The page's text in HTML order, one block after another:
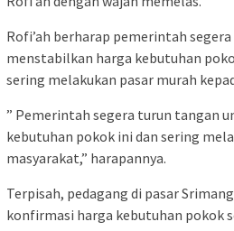
Rofi’ah berharap pemerintah
menstabilkan harga kebutuhan
sering melakukan pasar murah
” Pemerintah segera turun tangan
kebutuhan pokok ini dan sering
masyarakat,” harapannya.
Terpisah, pedagang di pasar
konfirmasi harga kebutuhan pokok